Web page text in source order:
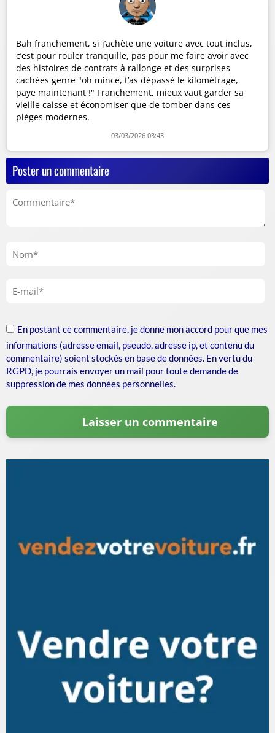
Bah franchement, si j’achète une voiture avec tout inclus,
c’est pour rouler tranquille, pas pour me faire avoir avec
des histoires de contrats à rallonge et des surprises
cachées genre "oh mince, t’as dépassé le kilométrage,
paye maintenant !" Franchement, mieux vaut garder sa
vieille caisse et économiser que de tomber dans ces
pièges modernes.
03/03/2026 03:43
Poster un commentaire
En postant ce commentaire, je donne mon accord pour que mes
informations (adresse email, pseudo, adresse ip, et contenu du
commentaire) soient stockés en base de données. En vertu du
RGPD, je pourrais envoyer un mail pour toute demande de
suppression de mes données personnelles.